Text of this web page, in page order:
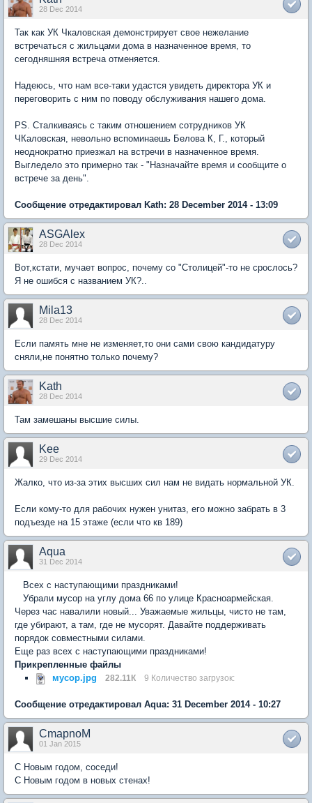
28 Dec 2014
Так как УК Чкаловская демонстрирует свое нежелание
встречаться с жильцами дома в назначенное время, то
сегодняшняя встреча отменяется.
Надеюсь, что нам все-таки удастся увидеть директора УК и
переговорить с ним по поводу обслуживания нашего дома.
PS. Сталкиваясь с таким отношением сотрудников УК
ЧКаловская, невольно вспоминаешь Белова К, Г., который
неоднократно приезжал на встречи в назначенное время.
Выгледело это примерно так - "Назначайте время и сообщите о
встрече за день".
Сообщение отредактировал Kath: 28 December 2014 - 13:09
ASGAlex
28 Dec 2014
Вот,кстати, мучает вопрос, почему со "Столицей"-то не срослось?
Я не ошибся с названием УК?..
Mila13
28 Dec 2014
Если память мне не изменяет,то они сами свою кандидатуру
сняли,не понятно только почему?
Kath
28 Dec 2014
Там замешаны высшие силы.
Kee
29 Dec 2014
Жалко, что из-за этих высших сил нам не видать нормальной УК.
Если кому-то для рабочих нужен унитаз, его можно забрать в 3
подъезде на 15 этаже (если что кв 189)
Aqua
31 Dec 2014
Всех с наступающими праздниками!
Убрали мусор на углу дома 66 по улице Красноармейская.
Через час навалили новый... Уважаемые жильцы, чисто не там,
где убирают, а там, где не мусорят. Давайте поддерживать
порядок совместными силами.
Еще раз всех с наступающими праздниками!
Прикрепленные файлы
мусор.jpg
282.11К 9 Количество загрузок:
Сообщение отредактировал Aqua: 31 December 2014 - 10:27
CmapnoM
01 Jan 2015
С Новым годом, соседи!
С Новым годом в новых стенах!